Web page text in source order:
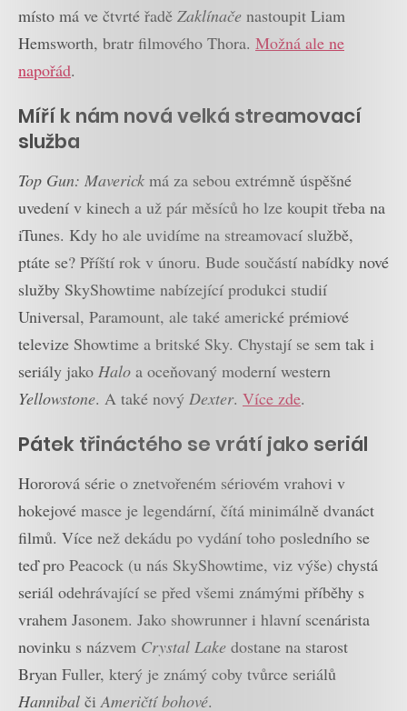
místo má ve čtvrté řadě Zaklínače nastoupit Liam
Hemsworth, bratr filmového Thora. Možná ale ne
napořád.
Míří k nám nová velká streamovací
služba
Top Gun: Maverick má za sebou extrémně úspěšné
uvedení v kinech a už pár měsíců ho lze koupit třeba na
iTunes. Kdy ho ale uvidíme na streamovací službě,
ptáte se? Příští rok v únoru. Bude součástí nabídky nové
služby SkyShowtime nabízející produkci studií
Universal, Paramount, ale také americké prémiové
televize Showtime a britské Sky. Chystají se sem tak i
seriály jako Halo a oceňovaný moderní western
Yellowstone. A také nový Dexter. Více zde.
Pátek třináctého se vrátí jako seriál
Hororová série o znetvořeném sériovém vrahovi v
hokejové masce je legendární, čítá minimálně dvanáct
filmů. Více než dekádu po vydání toho posledního se
teď pro Peacock (u nás SkyShowtime, viz výše) chystá
seriál odehrávající se před všemi známými příběhy s
vrahem Jasonem. Jako showrunner i hlavní scenárista
novinku s názvem Crystal Lake dostane na starost
Bryan Fuller, který je známý coby tvůrce seriálů
Hannibal čiAmeričtí bohové.